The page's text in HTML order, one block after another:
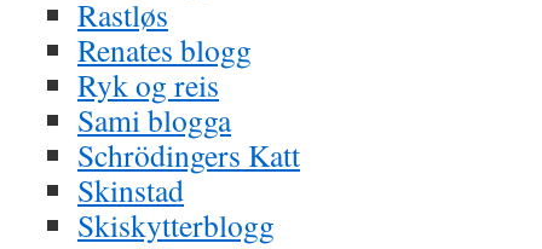
Rastløs
Renates blogg
Ryk og reis
Sami blogga
Schrödingers Katt
Skinstad
Skiskytterblogg